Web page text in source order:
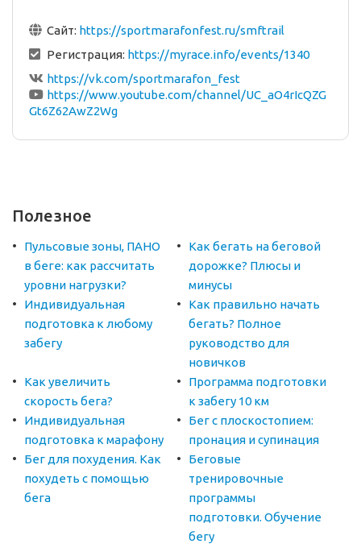
Сайт: https://sportmarafonfest.ru/smftrail
Регистрация: https://myrace.info/events/1340
https://vk.com/sportmarafon_fest
https://www.youtube.com/channel/UC_aO4rIcQZG
Gt6Z62AwZ2Wg
Полезное
Пульсовые зоны, ПАНО
в беге: как рассчитать
уровни нагрузки?
Как бегать на беговой
дорожке? Плюсы и
минусы
Индивидуальная
подготовка к любому
забегу
Как правильно начать
бегать? Полное
руководство для
новичков
Как увеличить
скорость бега?
Программа подготовки
к забегу 10 км
Индивидуальная
подготовка к марафону
Бег с плоскостопием:
пронация и супинация
Бег для похудения. Как
похудеть с помощью
бега
Беговые
тренировочные
программы
подготовки. Обучение
бегу